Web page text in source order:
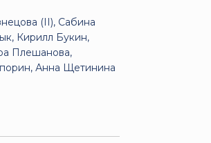
(II), Сабина
Кирилл Букин,
Плешанова,
Анна Щетинина